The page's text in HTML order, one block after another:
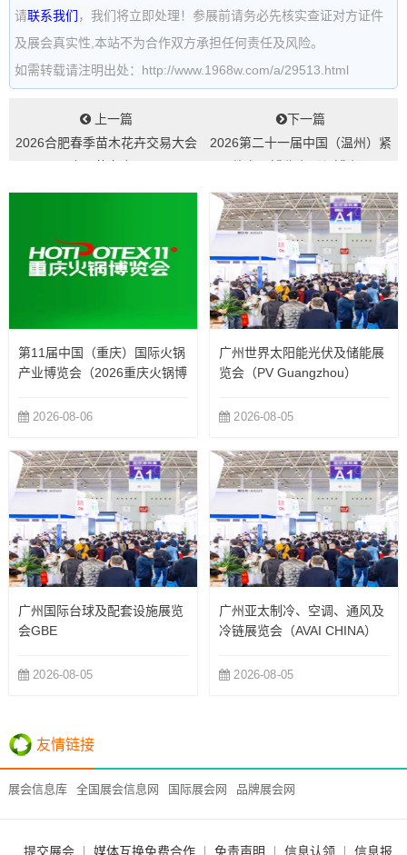
请联系我们 ，我们将立即处理！参展前请务必先核实查证对方证件
及展会真实性,本站不为合作双方承担任何责任及风险。
如需转载请注明出处：http://www.1968w.com/a/29513.html
上一篇
2026合肥春季苗木花卉交易大会
下一篇
2026第二十一届中国（温州）紧
第11届中国（重庆）国际火锅
产业博览会（2026重庆火锅博
2026-08-06
广州世界太阳能光伏及储能展
览会（PV Guangzhou）
2026-08-05
广州国际台球及配套设施展览
会GBE
2026-08-05
广州亚太制冷、空调、通风及
冷链展览会（AVAI CHINA）
2026-08-05
友情链接
展会信息库 全国展会信息网 国际展会网 品牌展会网
提交展会 媒体互换免费合作 免责声明 信息认领 信息报